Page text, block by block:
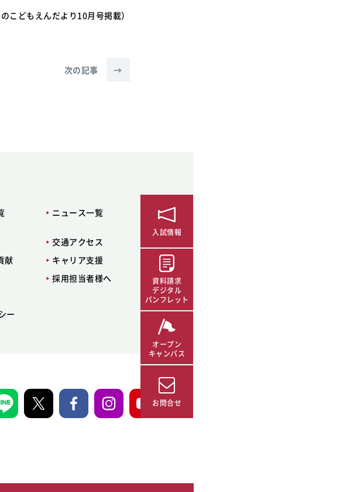
のこどもえんだより10月号掲載）
次の記事 →
ニュース一覧
交通アクセス
献
キャリア支援
採用担当者様へ
ー
入試情報
資料請求
デジタル
パンフレット
オープン
キャンパス
お問合せ